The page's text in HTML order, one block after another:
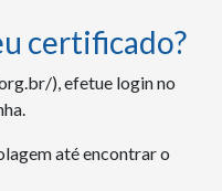
certificado?
), efetue login no
até encontrar o